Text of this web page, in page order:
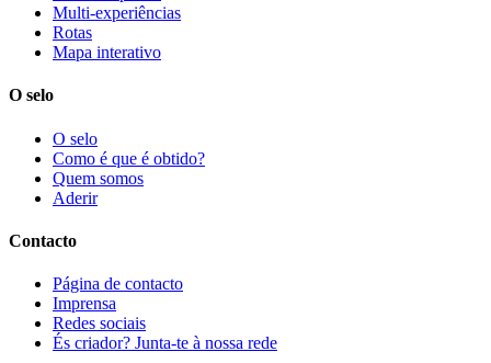
Multi-experiências
Rotas
Mapa interativo
O selo
O selo
Como é que é obtido?
Quem somos
Aderir
Contacto
Página de contacto
Imprensa
Redes sociais
És criador? Junta-te à nossa rede